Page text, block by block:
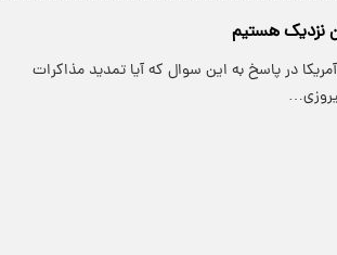
نزدیک هستیم
در پاسخ به این سوال که آیا تمدید مذاکرات